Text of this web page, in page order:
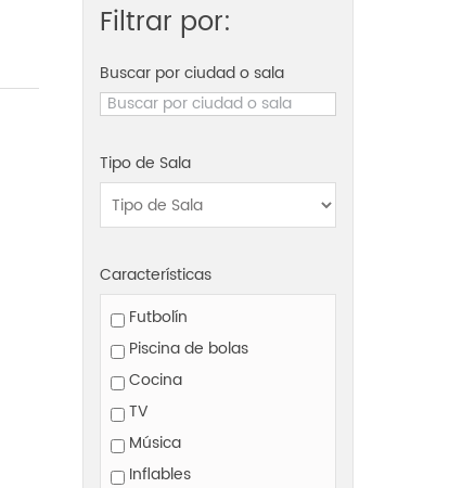
Filtrar por:
Buscar por ciudad o sala
Tipo de Sala
Características
Futbolín
Piscina de bolas
Cocina
TV
Música
Inflables